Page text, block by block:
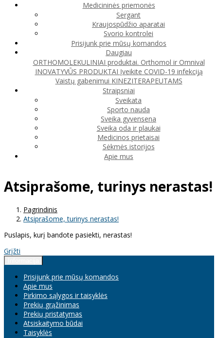
Medicininės priemonės
Sergant
Kraujospūdžio aparatai
Svorio kontrolei
Prisijunk prie mūsų komandos
Daugiau
ORTHOMOLEKULINIAI produktai. Orthomol ir Omnival
INOVATYVŪS PRODUKTAI Įveikite COVID-19 infekciją
Vaistų gabenimui KINEZITERAPEUTAMS
Straipsniai
Sveikata
Sporto nauda
Sveika gyvensena
Sveika oda ir plaukai
Medicinos prietaisai
Sėkmės istorijos
Apie mus
Atsiprašome, turinys nerastas!
Pagrindinis
Atsiprašome, turinys nerastas!
Puslapis, kurį bandote pasiekti, nerastas!
Grįžti
Prisijunk prie mūsų komandos
Apie mus
Pirkimo sąlygos ir taisyklės
Prekių grąžinimas
Prekių pristatymas
Atsiskaitymo būdai
Taisyklės